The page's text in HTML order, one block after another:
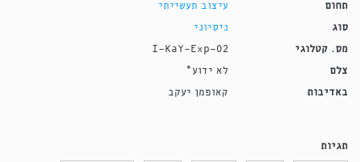
תחום עיצוב תעשייתי
סוג ניסיוני
מס. קטלוגי I-KaY-Exp-02
צלם לא ידוע*
באדיבות קאופמן יעקב
תגיות